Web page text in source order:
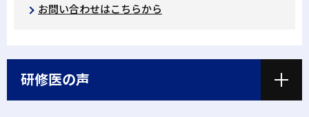
お問い合わせはこちらから
研修医の声